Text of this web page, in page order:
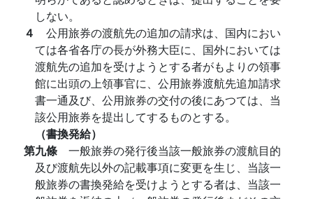
しない。
４ 公用旅券の渡航先の追加の請求は、国内におい
ては各省各庁の長が外務大臣に、国外においては
渡航先の追加を受けようとする者がもよりの領事
館に出頭の上領事官に、公用旅券渡航先追加請求
書一通及び、公用旅券の交付の後にあつては、当
該公用旅券を提出してするものとする。
（書換発給）
第九條 一般旅券の発行後当該一般旅券の渡航目的
及び渡航先以外の記載事項に変更を生じ、当該一
般旅券の書換発給を受けようとする者は、当該一